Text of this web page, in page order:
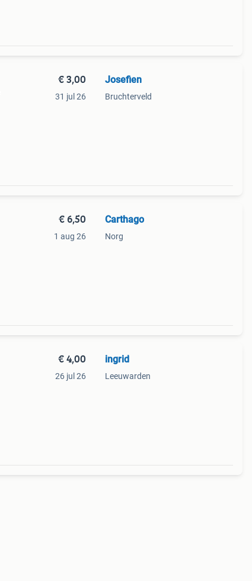
€ 3,00
31 jul 26
Josefien
Bruchterveld
€ 6,50
1 aug 26
Carthago
Norg
€ 4,00
26 jul 26
ingrid
Leeuwarden